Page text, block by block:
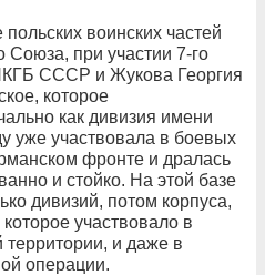
воинских частей
Союза, при участии 7-го
СССР и Жукова Георгия
которое
как дивизия имени
уже участвовала в боевых
фронте и дралась
и стойко. На этой базе
дивизий, потом корпуса,
участвовало в
и даже в
операции.